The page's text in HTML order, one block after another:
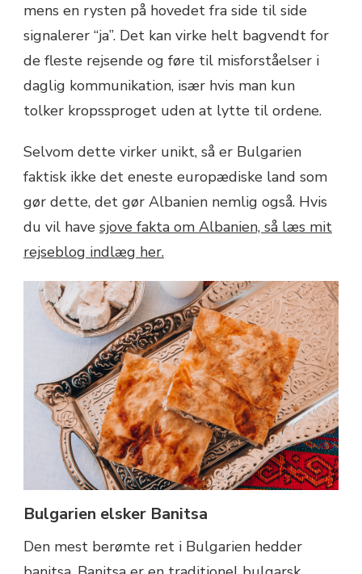
mens en rysten på hovedet fra side til side
signalerer “ja”. Det kan virke helt bagvendt for
de fleste rejsende og føre til misforståelser i
daglig kommunikation, især hvis man kun
tolker kropssproget uden at lytte til ordene.
Selvom dette virker unikt, så er Bulgarien
faktisk ikke det eneste europædiske land som
gør dette, det gør Albanien nemlig også. Hvis
du vil have sjove fakta om Albanien, så læs mit
rejseblog indlæg her.
Bulgarien elsker Banitsa
Den mest berømte ret i Bulgarien hedder